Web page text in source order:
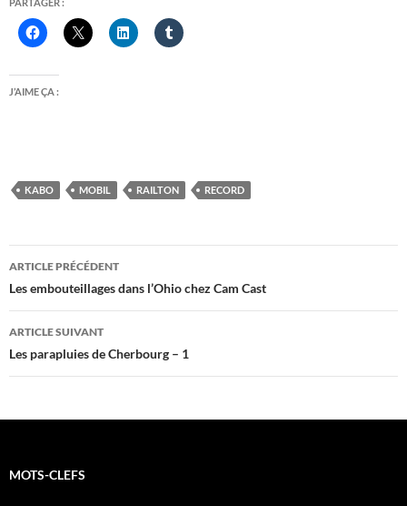
J’AIME ÇA :
KABO MOBIL RAILTON RECORD
Navigation
des
articles
ARTICLE PRÉCÉDENT
Les embouteillages dans l’Ohio chez Cam Cast
ARTICLE SUIVANT
Les parapluies de Cherbourg – 1
MOTS-CLEFS